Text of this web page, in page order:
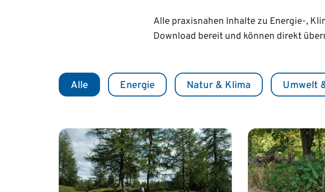
Alle praxisnahen Inhalte zu Energie-,
Download bereit und können direkt
Alle Energie Natur & Klima Umwelt